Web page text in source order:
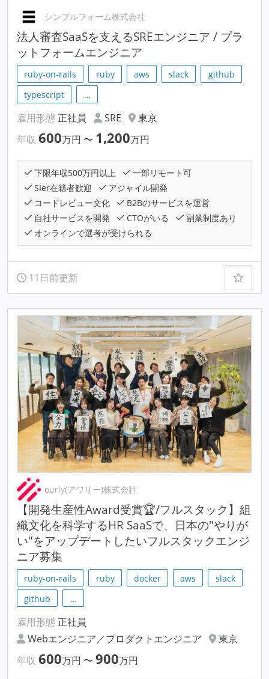
シンプルフォーム株式会社
法人審査SaaSを支えるSREエンジニア / プラ
ットフォームエンジニア
ruby-on-rails ruby aws slack
github
typescript
…
雇用形態 正社員 SRE
東京
年収 600万円 〜 1,200万円
下限年収500万円以上
一部リモート可
SIer在籍者歓迎
アジャイル開発
コードレビュー文化
B2Bのサービスを運営
自社サービスを開発
CTOがいる
副業制度あり
オンラインで選考が受けられる
11日前更新
ourly(アワリー)株式会社
【開発生産性Award受賞🏆/フルスタック】組
織文化を科学するHR SaaSで、日本の"やりが
い"をアップデートしたいフルスタックエンジ
ニア募集
ruby-on-rails ruby docker aws
slack
github
…
雇用形態 正社員
Webエンジニア／プロダクトエンジニア
東京
年収 600万円 〜 900万円